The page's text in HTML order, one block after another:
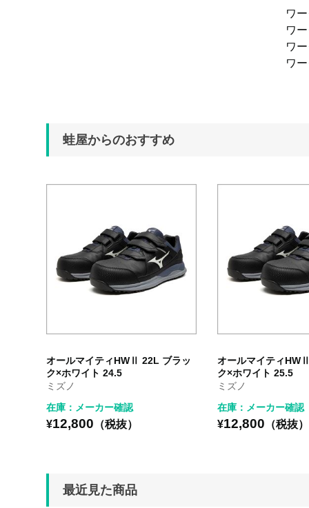
ワ
ワ
ワ
ワ
蛙屋からのおすすめ
オールマイティHWⅡ 22L ブラッ
ク×ホワイト 24.5
ミズノ
在庫：メーカー確認
¥12,800 （税抜）
オールマイティ
ク×ホワイト 25.5
ミズノ
在庫：メーカー確認
¥12,800 （税抜）
最近見た商品